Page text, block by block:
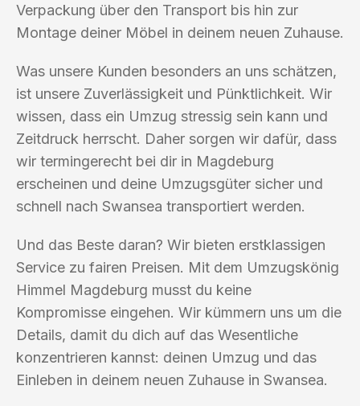
Verpackung über den Transport bis hin zur
Montage deiner Möbel in deinem neuen Zuhause.
Was unsere Kunden besonders an uns schätzen,
ist unsere Zuverlässigkeit und Pünktlichkeit. Wir
wissen, dass ein Umzug stressig sein kann und
Zeitdruck herrscht. Daher sorgen wir dafür, dass
wir termingerecht bei dir in Magdeburg
erscheinen und deine Umzugsgüter sicher und
schnell nach Swansea transportiert werden.
Und das Beste daran? Wir bieten erstklassigen
Service zu fairen Preisen. Mit dem Umzugskönig
Himmel Magdeburg musst du keine
Kompromisse eingehen. Wir kümmern uns um die
Details, damit du dich auf das Wesentliche
konzentrieren kannst: deinen Umzug und das
Einleben in deinem neuen Zuhause in Swansea.